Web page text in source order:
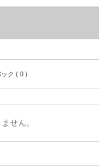
ック ( 0 )
せん。